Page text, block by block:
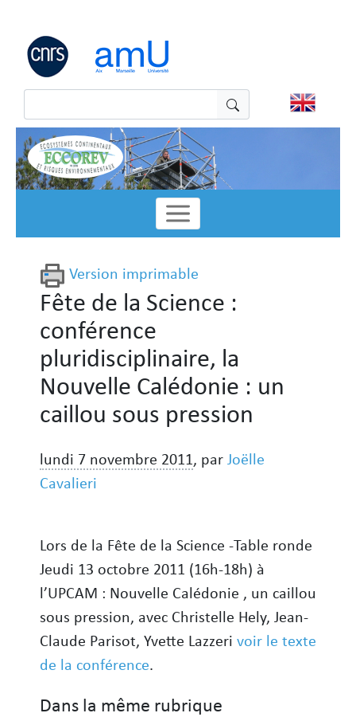
Version imprimable
Fête de la Science :
conférence
pluridisciplinaire, la
Nouvelle Calédonie : un
caillou sous pression
lundi 7 novembre 2011, par Joëlle
Cavalieri
Lors de la Fête de la Science -Table ronde
Jeudi 13 octobre 2011 (16h-18h) à
l’UPCAM : Nouvelle Calédonie , un caillou
sous pression, avec Christelle Hely, Jean-
Claude Parisot, Yvette Lazzeri voir le texte
de la conférence.
Dans la même rubrique
Panneau de gestion des cookies